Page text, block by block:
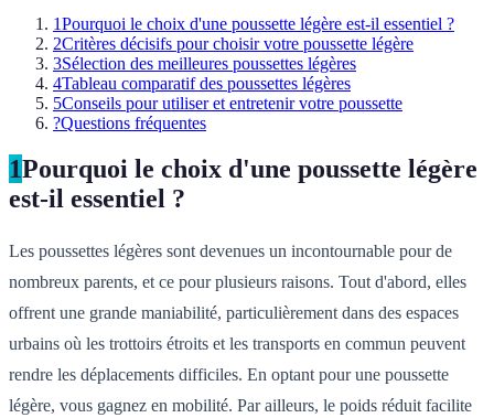
1Pourquoi le choix d'une poussette légère est-il essentiel ?
2Critères décisifs pour choisir votre poussette légère
3Sélection des meilleures poussettes légères
4Tableau comparatif des poussettes légères
5Conseils pour utiliser et entretenir votre poussette
?Questions fréquentes
1Pourquoi le choix d'une poussette légère
est-il essentiel ?
Les poussettes légères sont devenues un incontournable pour de
nombreux parents, et ce pour plusieurs raisons. Tout d'abord, elles
offrent une grande maniabilité, particulièrement dans des espaces
urbains où les trottoirs étroits et les transports en commun peuvent
rendre les déplacements difficiles. En optant pour une poussette
légère, vous gagnez en mobilité. Par ailleurs, le poids réduit facilite